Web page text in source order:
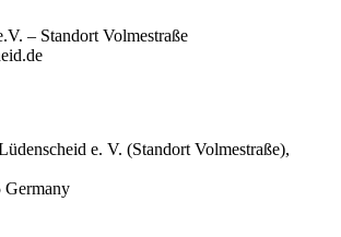
– Standort Volmestraße
e. V. (Standort Volmestraße),
Germany